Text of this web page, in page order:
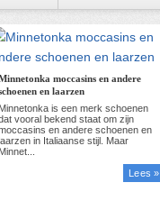
moccasins en andere
en laarzen
Lees »